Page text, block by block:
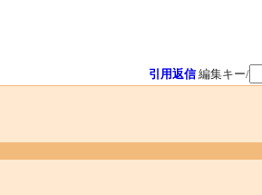
引用返信 編集キー/